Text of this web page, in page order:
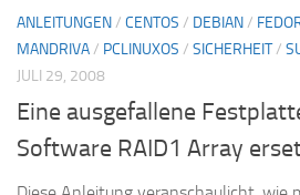
ANLEITUNGEN/ CENTOS / DEBIAN/
MANDRIVA/ PCLINUXOS / SICHERHEIT/
JULI 29, 2008
Eine ausgefallene
Software RAID1 Array